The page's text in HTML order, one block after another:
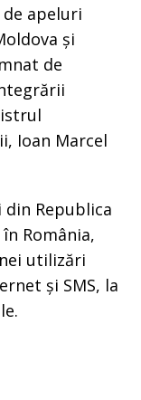
apeluri
și
de
Ioan Marcel
Republica
România,
utilizări
și SMS, la